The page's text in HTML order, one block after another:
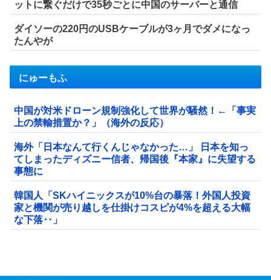
ットに繋ぐだけで35秒ごとに中国のサーバーと通信
ダイソーの220円のUSBケーブルが3ヶ月でダメになっ
たんやが
にゅーもふ
中国が対米ドローン規制強化して世界が騒然！←「事実
上の禁輸措置か？」（海外の反応）
海外「日本なんて行くんじゃなかった…」 日本を知っ
てしまったディズニー信者、帰国後『本家』に失望する
事態に
韓国人「SKハイニックスが10%台の暴落！外国人投資
家と機関が売り越しを仕掛けコスピが4%を超える大幅
な下落‥」